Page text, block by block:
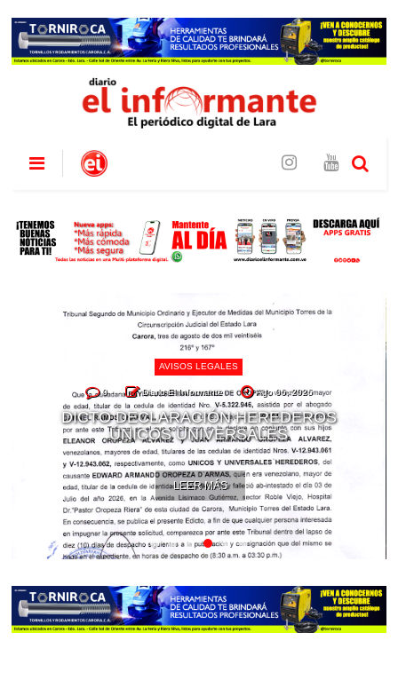
AVISOS LEGALES
0 Diario El Informante Ago 06, 2026
DICTO DECLARACIÓN HEREDEROS
ÚNICOS UNIVERSALES
LEER MÁS